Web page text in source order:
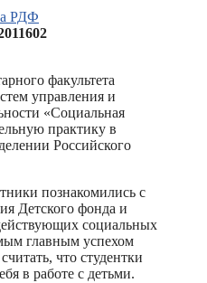
РДФ
602
факультета
управления и
«Социальная
практику в
Российского
познакомились с
Детского фонда и
социальных
главным успехом
что студентки
в работе с детьми.